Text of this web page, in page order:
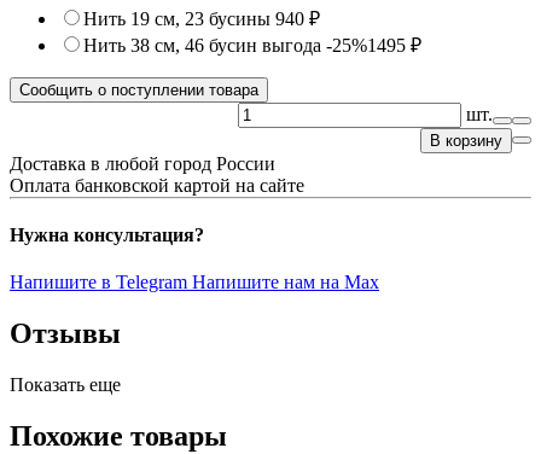
Нить 19 см, 23 бусины 940 ₽
Нить 38 см, 46 бусин выгода -25%1495 ₽
Сообщить о поступлении товара
шт.
В корзину
Доставка в любой город России
Оплата банковской картой на сайте
Нужна консультация?
Напишите в Telegram Напишите нам на Max
Отзывы
Показать еще
Похожие товары